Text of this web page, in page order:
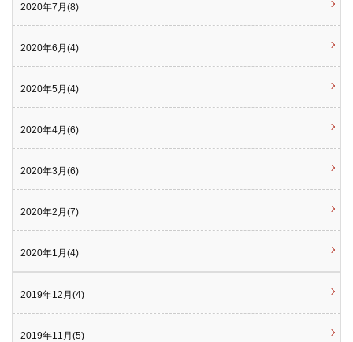
2020年7月(8)
2020年6月(4)
2020年5月(4)
2020年4月(6)
2020年3月(6)
2020年2月(7)
2020年1月(4)
2019年12月(4)
2019年11月(5)